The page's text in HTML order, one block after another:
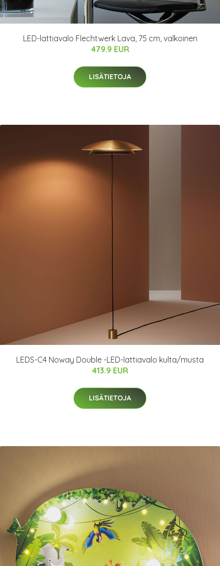
LED-lattiavalo Flechtwerk Lava, 75 cm, valkoinen
479.9 EUR
LISÄTIETOJA
LEDS-C4 Noway Double -LED-lattiavalo kulta/musta
413.9 EUR
LISÄTIETOJA